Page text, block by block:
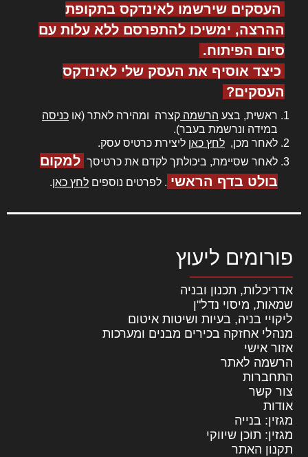
העסקים שירשמו לאינדקס בתקופת
ההרצה, ימשיכו להתפרסם ללא עלות עם
סיום הפיתוח.
כיצד אוסיף את העסק שלי לאינדקס
העסקים?
ראשית, בצע הרשמה קצרה ומהירה לאתר (או כניסה
במידה ונרשמת בעבר).
לאחר מכן, לחץ כאן ליצירת כרטיס עסק.
לאחר שסיימת, ביכולתך לקדם את כרטיסך למקום
בולט בדף הראשי . לפרטים נוספים לחץ כאן.
פורומים ליעוץ
אדריכלות, תכנון ובניה
שמאות, מיסוי נדל"ן
ליקויי בניה, בעיות ושיטות איטום
מנהלי אחזקה בכירים מבנים ומערכות
אזור אישי
הרשמה לאתר
התחברות
צור קשר
אודות
מגזין: בנייה
מגזין: תוכן שיווקי
תקנון האתר